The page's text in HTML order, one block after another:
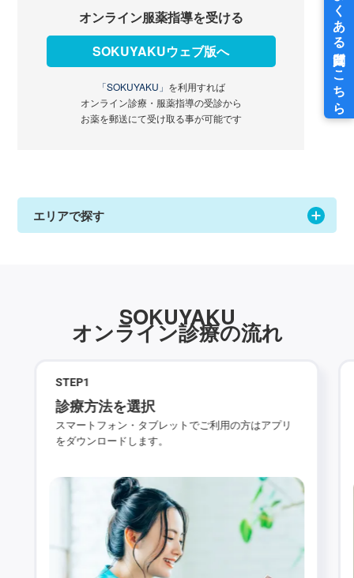
オンライン服薬指導を受ける
SOKUYAKUウェブ版へ
「SOKUYAKU」 を利用すれば
オンライン診療・服薬指導の受診から
お薬を郵送にて受け取る事が可能です
エリアで探す
SOKUYAKU
オンライン診療の流れ
STEP1
診療方法を選択
スマートフォン・タブレットでご利用の方はアプリ
をダウンロードします。